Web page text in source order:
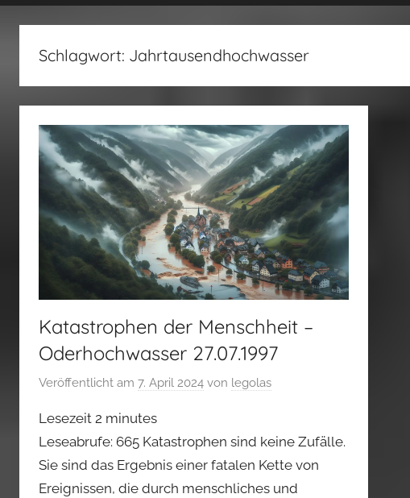
fertig…!
Schlagwort: Jahrtausendhochwasser
Katastrophen der Menschheit –
Oderhochwasser 27.07.1997
Veröffentlicht am 7. April 2024 von legolas
Lesezeit 2 minutes
Leseabrufe: 665 Katastrophen sind keine Zufälle.
Sie sind das Ergebnis einer fatalen Kette von
Ereignissen, die durch menschliches und